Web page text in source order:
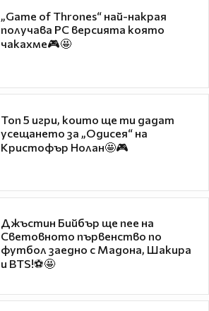
„Game of Thrones“ най-накрая
получава PC версията която
чакахме🎮🤩
Топ 5 игри, които ще ти дадат
усещането за „Одисея“ на
Кристофър Нолан🤩🎮
Джъстин Бийбър ще пее на
Световното първенство по
футбол заедно с Мадона, Шакира
и BTS!⚽🤩